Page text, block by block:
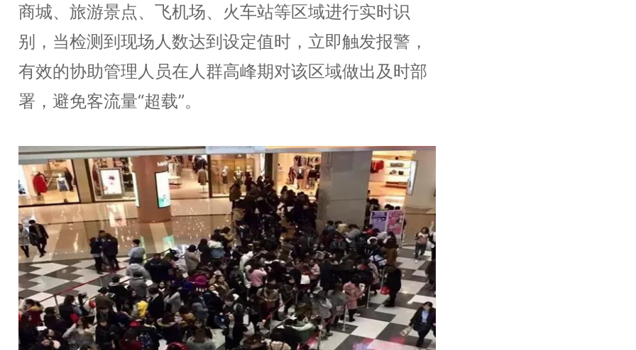
商城、旅游景点、飞机场、火车站等区域进行实时识
别，当检测到现场人数达到设定值时，立即触发报警，
有效的协助管理人员在人群高峰期对该区域做出及时部
署，避免客流量“超载”。